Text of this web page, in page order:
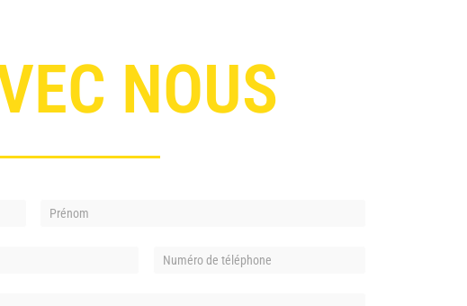
NOUS